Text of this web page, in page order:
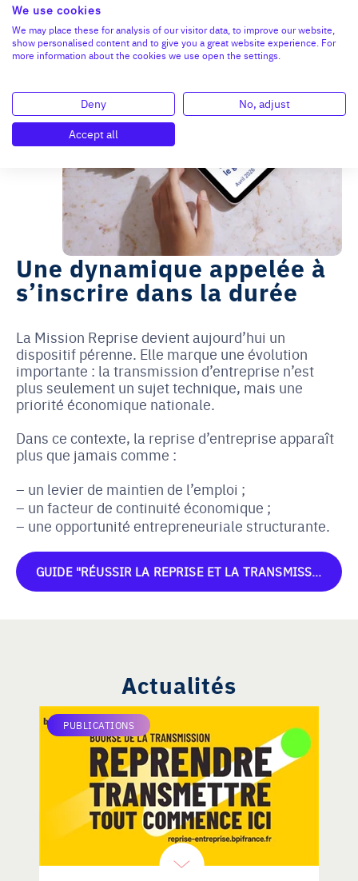
Une dynamique appelée à
s’inscrire dans la durée
La Mission Reprise devient aujourd’hui un
dispositif pérenne. Elle marque une évolution
importante : la transmission d’entreprise n’est
plus seulement un sujet technique, mais une
priorité économique nationale.
Dans ce contexte, la reprise d’entreprise apparaît
plus que jamais comme :
un levier de maintien de l’emploi ;
un facteur de continuité économique ;
une opportunité entrepreneuriale structurante.
GUIDE "RÉUSSIR LA REPRISE ET LA TRANSMISSION"
Actualités
PUBLICATIONS
We use cookies
We may place these for analysis of our visitor data, to improve our website,
show personalised content and to give you a great website experience. For
more information about the cookies we use open the settings.
Deny
No, adjust
Accept all